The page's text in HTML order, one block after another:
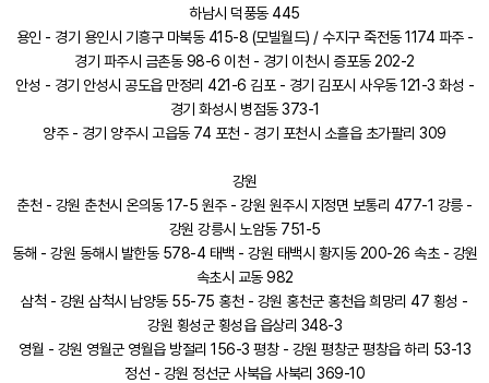
하남시 덕풍동 445
용인 - 경기 용인시 기흥구 마북동 415-8 (모빌월드) / 수지구 죽전동 1174 파주 -
경기 파주시 금촌동 98-6 이천 - 경기 이천시 증포동 202-2
안성 - 경기 안성시 공도읍 만정리 421-6 김포 - 경기 김포시 사우동 121-3 화성 -
경기 화성시 병점동 373-1
양주 - 경기 양주시 고읍동 74 포천 - 경기 포천시 소흘읍 초가팔리 309
강원
춘천 - 강원 춘천시 온의동 17-5 원주 - 강원 원주시 지정면 보통리 477-1 강릉 -
강원 강릉시 노암동 751-5
동해 - 강원 동해시 발한동 578-4 태백 - 강원 태백시 황지동 200-26 속초 - 강원
속초시 교동 982
삼척 - 강원 삼척시 남양동 55-75 홍천 - 강원 홍천군 홍천읍 희망리 47 횡성 -
강원 횡성군 횡성읍 읍상리 348-3
영월 - 강원 영월군 영월읍 방절리 156-3 평창 - 강원 평창군 평창읍 하리 53-13
정선 - 강원 정선군 사북읍 사북리 369-10